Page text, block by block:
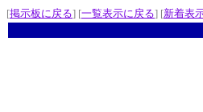
[掲示板に戻る] [一覧表示に戻る] [新着表